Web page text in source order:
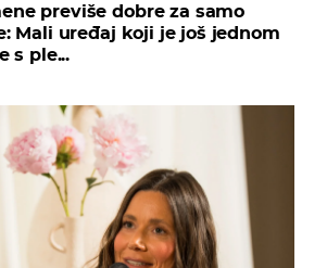
previše dobre za samo
Mali uređaj koji je još jednom
s ple...